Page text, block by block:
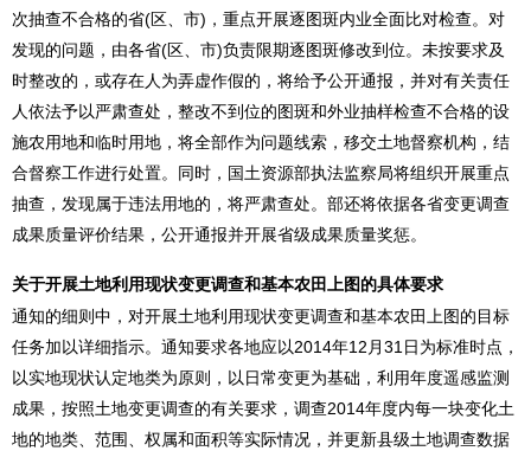
次抽查不合格的省(区、市)，重点开展逐图斑内业全面比对检查。对
发现的问题，由各省(区、市)负责限期逐图斑修改到位。未按要求及
时整改的，或存在人为弄虚作假的，将给予公开通报，并对有关责任
人依法予以严肃查处，整改不到位的图斑和外业抽样检查不合格的设
施农用地和临时用地，将全部作为问题线索，移交土地督察机构，结
合督察工作进行处置。同时，国土资源部执法监察局将组织开展重点
抽查，发现属于违法用地的，将严肃查处。部还将依据各省变更调查
成果质量评价结果，公开通报并开展省级成果质量奖惩。
关于开展土地利用现状变更调查和基本农田上图的具体要求
通知的细则中，对开展土地利用现状变更调查和基本农田上图的目标
任务加以详细指示。通知要求各地应以2014年12月31日为标准时点，
以实地现状认定地类为原则，以日常变更为基础，利用年度遥感监测
成果，按照土地变更调查的有关要求，调查2014年度内每一块变化土
地的地类、范围、权属和面积等实际情况，并更新县级土地调查数据